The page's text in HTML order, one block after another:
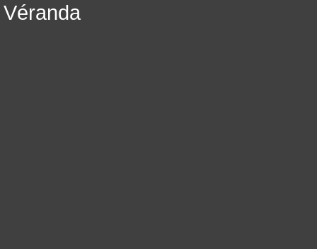
Véranda